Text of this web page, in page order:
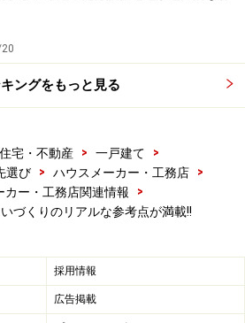
業や家計簿付け、子どもが宿題な
スクが設けられています。
あることでLDKに家族の居場所が
ます。
2階の様子。主寝室から撮影した
ングをもっと見る
住宅・不動産 > 一戸建て
>
選び
> ハウスメーカー・工務店
>
カー・工務店関連情報
>
づくりのリアルな参考点が満載!!
採用情報
広告掲載